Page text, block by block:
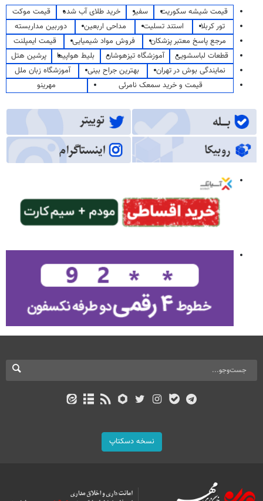
قیمت شیشه سکوریت سفیر خرید طلای آب شده
قیمت موکت
تور کربلا
استند تسلیت مداحی اربعین
دوربین مداربسته
مرجع پاسخ معتبر پزشکان
فروش مواد شیمیایی
قیمت ایمپلنت
قطعات لباسشویی
آموزشگاه تیزهوشان بلیط هواپیما
پرشین هتل
نمایندگی بوش در تهران
بهترین جراح بینی
آموزشگاه زبان ملل
قیمت و خرید سمعک نامرئی
مهرینو
نسخه دسکتاپ